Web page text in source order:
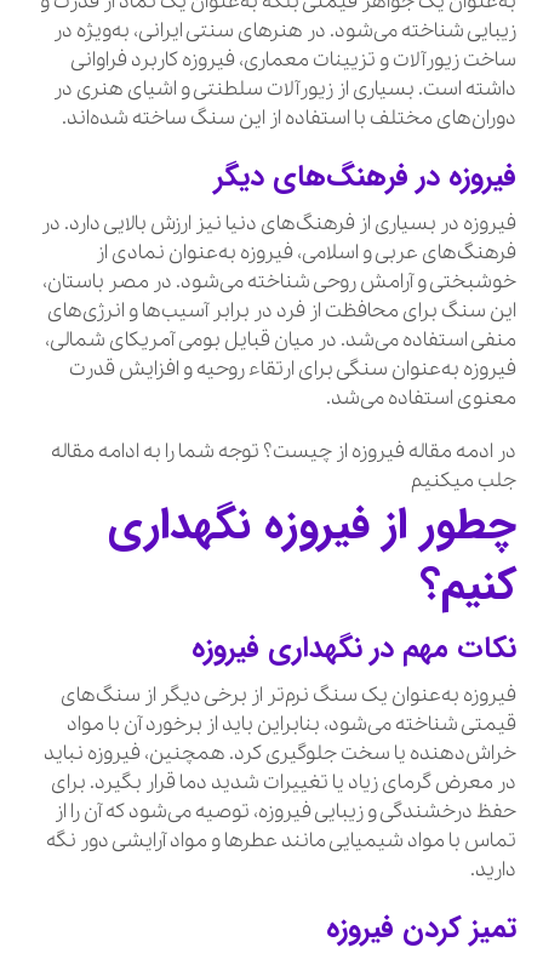
زیبایی شناخته می‌شود. در هنرهای سنتی ایرانی، به‌ویژه در
ساخت زیورآلات و تزیینات معماری، فیروزه کاربرد فراوانی
داشته است. بسیاری از زیورآلات سلطنتی و اشیای هنری در
دوران‌های مختلف با استفاده از این سنگ ساخته شده‌اند.
فیروزه در فرهنگ‌های دیگر
فیروزه در بسیاری از فرهنگ‌های دنیا نیز ارزش بالایی دارد. در
فرهنگ‌های عربی و اسلامی، فیروزه به‌عنوان نمادی از
خوشبختی و آرامش روحی شناخته می‌شود. در مصر باستان،
این سنگ برای محافظت از فرد در برابر آسیب‌ها و انرژی‌های
منفی استفاده می‌شد. در میان قبایل بومی آمریکای شمالی،
فیروزه به‌عنوان سنگی برای ارتقاء روحیه و افزایش قدرت
معنوی استفاده می‌شد.
در ادمه مقاله فیروزه از چیست؟ توجه شما را به ادامه مقاله
جلب میکنیم
چطور از فیروزه نگهداری
کنیم؟
نکات مهم در نگهداری فیروزه
فیروزه به‌عنوان یک سنگ نرم‌تر از برخی دیگر از سنگ‌های
قیمتی شناخته می‌شود، بنابراین باید از برخورد آن با مواد
خراش‌دهنده یا سخت جلوگیری کرد. همچنین، فیروزه نباید
در معرض گرمای زیاد یا تغییرات شدید دما قرار بگیرد. برای
حفظ درخشندگی و زیبایی فیروزه، توصیه می‌شود که آن را از
تماس با مواد شیمیایی مانند عطرها و مواد آرایشی دور نگه
دارید.
تمیز کردن فیروزه